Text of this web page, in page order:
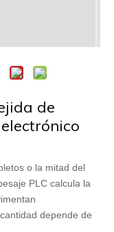
de
o la mitad del
PLC calcula la
depende de